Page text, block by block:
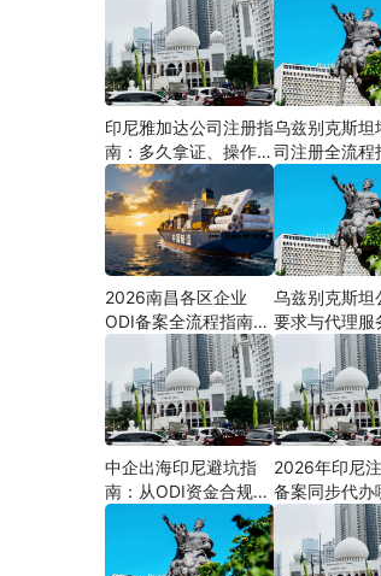
印尼雅加达公司注册指
南：多久拿证、操作流
程与股东新规（附材料
清单及成功案例与正规
靠谱代办中介推荐）
乌兹别克斯坦
司注册全流程
中国ODI备案
行开户（附
成功案例与
办中介推荐）
2026南昌各区企业
ODI备案全流程指南
（附材料清单及成功案
例与正规靠谱代办中介
推荐）
乌兹别克斯坦
要求与代理服
指南：本土
两地合规才
障｜安永国际
圈
中企出海印尼避坑指
南：从ODI资金合规到
PMA公司设立，为什
么300+出海企业首选
安永国际跨境合规圈？
2026年印尼
备案同步代办
机构选择指南